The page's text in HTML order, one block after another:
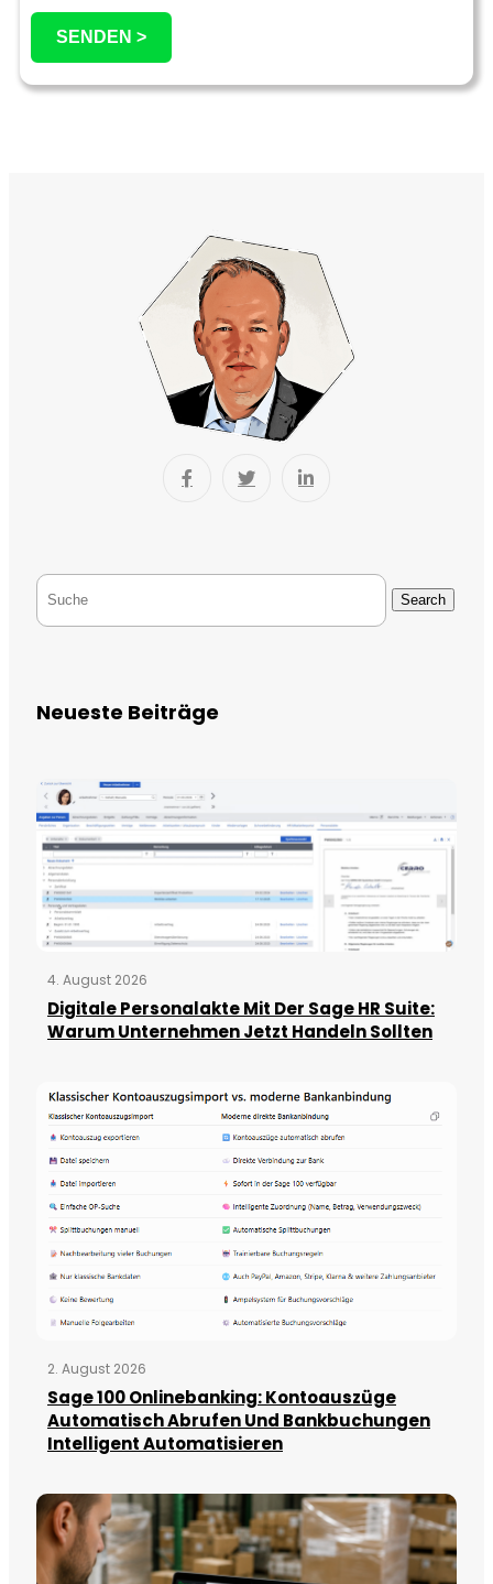
SENDEN >
Search
Neueste Beiträge
4. August 2026
Digitale Personalakte Mit Der Sage HR Suite:
Warum Unternehmen Jetzt Handeln Sollten
2. August 2026
Sage 100 Onlinebanking: Kontoauszüge
Automatisch Abrufen Und Bankbuchungen
Intelligent Automatisieren